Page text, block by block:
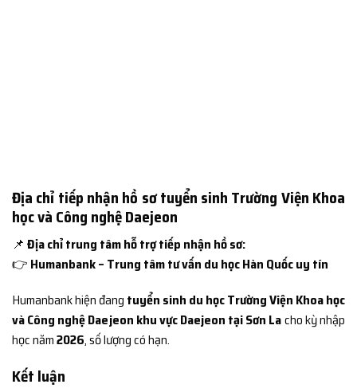
Địa chỉ tiếp nhận hồ sơ tuyển sinh Trường Viện Khoa
học và Công nghệ Daejeon
📌 Địa chỉ trung tâm hỗ trợ tiếp nhận hồ sơ:
👉 Humanbank – Trung tâm tư vấn du học Hàn Quốc uy tín
Humanbank hiện đang tuyển sinh du học Trường Viện Khoa học
và Công nghệ Daejeon khu vực Daejeon tại Sơn Lacho kỳ nhập
học năm2026, số lượng có hạn.
Kết luận